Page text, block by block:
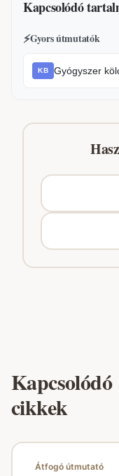
Kapcsolódó
⚡Gyors útmutatók
KB Gyógyszer
Kapcsolódó
cikkek
Átfogó útmutató